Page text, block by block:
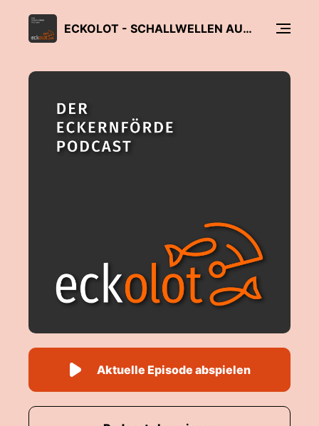
ECKOLOT - SCHALLWELLEN AUS ECKERNFÖRDE
Aktuelle Episode abspielen